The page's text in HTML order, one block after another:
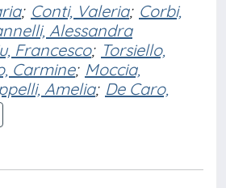
; Conti, Valeria; Corbi,
Alessandra
Francesco; Torsiello,
Carmine; Moccia,
Amelia; De Caro,